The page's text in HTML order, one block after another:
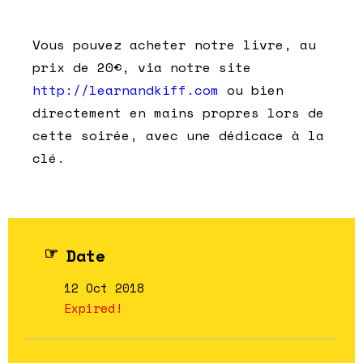
Vous pouvez acheter notre livre, au
prix de 20€, via notre site
http://learnandkiff.com ou bien
directement en mains propres lors de
cette soirée, avec une dédicace à la
clé.
Date
12 Oct 2018
Expired!